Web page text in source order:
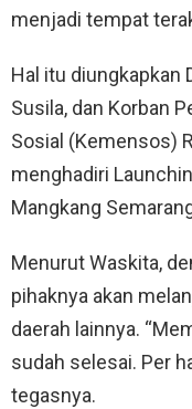
menjadi tempat
Hal itu diungkapkan
Susila, dan Korban
Sosial (Kemensos)
menghadiri
Mangkang
Menurut Waskita,
pihaknya akan
daerah lainnya.
sudah selesai. Per
tegasnya.